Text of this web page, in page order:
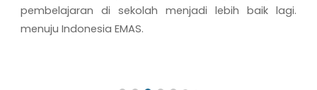
pembelajaran di sekolah menjadi lebih baik lagi.
menuju Indonesia EMAS.